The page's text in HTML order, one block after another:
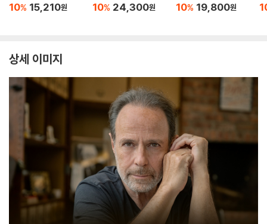
10% 15,210원 10% 24,300원 10% 19,800원
상세 이미지